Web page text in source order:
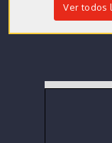
Ver todos